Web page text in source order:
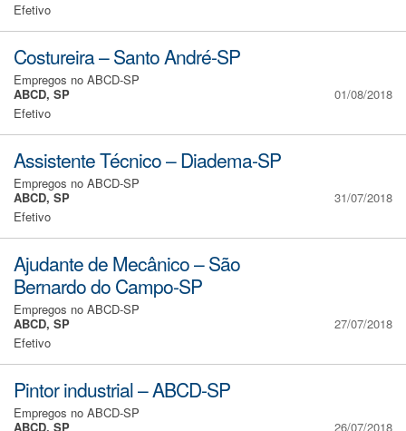
Efetivo
Costureira – Santo André-SP
Empregos no ABCD-SP
ABCD, SP
Efetivo
01/08/2018
Assistente Técnico – Diadema-SP
Empregos no ABCD-SP
ABCD, SP
Efetivo
31/07/2018
Ajudante de Mecânico – São
Bernardo do Campo-SP
Empregos no ABCD-SP
ABCD, SP
Efetivo
27/07/2018
Pintor industrial – ABCD-SP
Empregos no ABCD-SP
ABCD, SP
26/07/2018